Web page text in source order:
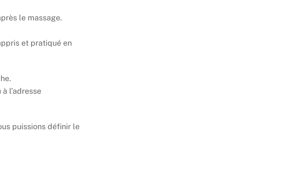
le massage.
et pratiqué en
l’adresse
puissions définir le